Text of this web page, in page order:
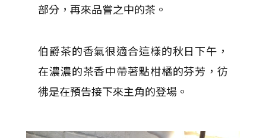
部分，再來品嘗之中的茶。
伯爵茶的香氣很適合這樣的秋日下午，
在濃濃的茶香中帶著點柑橘的芬芳，彷
彿是在預告接下來主角的登場。